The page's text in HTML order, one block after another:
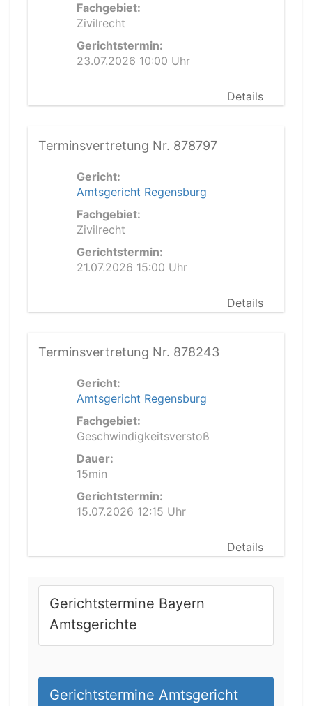
Fachgebiet:
Zivilrecht
Gerichtstermin:
23.07.2026 10:00 Uhr
Details
Terminsvertretung Nr. 878797
Gericht:
Amtsgericht Regensburg
Fachgebiet:
Zivilrecht
Gerichtstermin:
21.07.2026 15:00 Uhr
Details
Terminsvertretung Nr. 878243
Gericht:
Amtsgericht Regensburg
Fachgebiet:
Geschwindigkeitsverstoß
Dauer:
15min
Gerichtstermin:
15.07.2026 12:15 Uhr
Details
Gerichtstermine Bayern
Amtsgerichte
Gerichtstermine Amtsgericht